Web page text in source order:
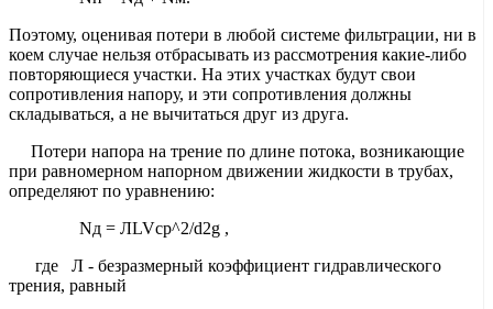
Поэтому, оценивая потери в любой системе фильтрации, ни в
коем случае нельзя отбрасывать из рассмотрения какие-либо
повторяющиеся участки. На этих участках будут свои
сопротивления напору, и эти сопротивления должны
складываться, а не вычитаться друг из друга.
Потери напора на трение по длине потока, возникающие
при равномерном напорном движении жидкости в трубах,
определяют по уравнению:
Nд = ЛLVср^2/d2g ,
где Л - безразмерный коэффициент гидравлического
трения, равный